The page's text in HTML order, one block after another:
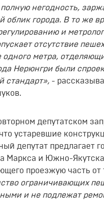
негодность,
облик города. В то же
и
отсутствие
метра,
Нерюнгри были
стандарт», -
депутатском
устаревшие
депутат предлагает
Маркса и Южно-
проезжую часть от
ограничивающих
и не подлежат